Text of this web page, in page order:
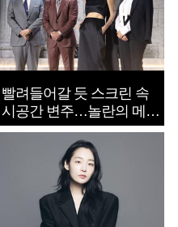
빨려들어갈 듯 스크린 속
시공간 변주…놀란의 메시
지는 ‘전쟁 속죄’